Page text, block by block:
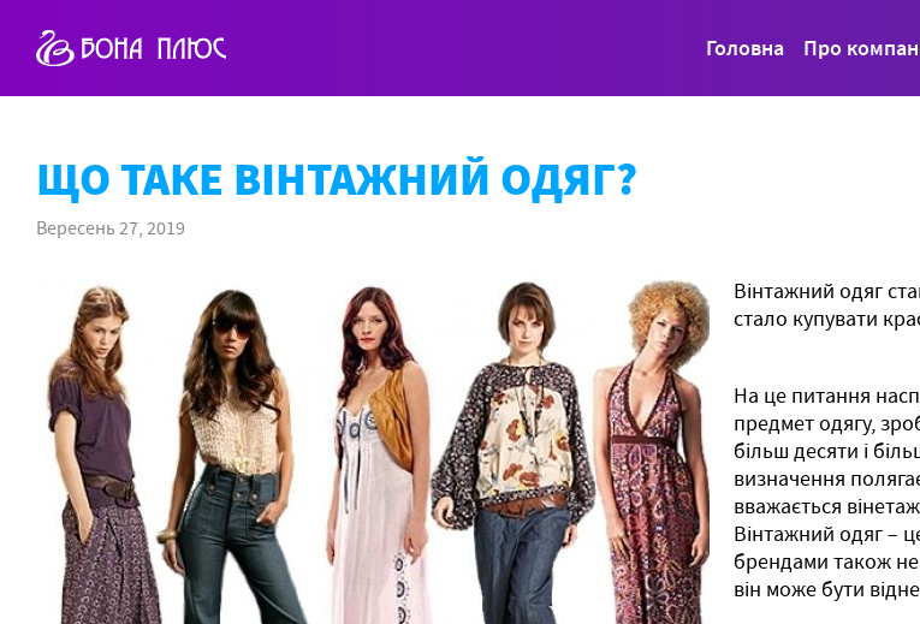
Головна Про
ЩО ТАКЕ ВІНТАЖНИЙ ОДЯГ?
Вересень 27, 2019
Вінтажний одяг
стало купувати
На це питання
предмет одягу,
більш десяти і
визначення
вважається
Вінтажний одяг –
брендами також
він може бути